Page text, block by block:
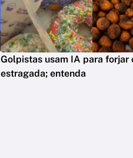
Golpistas usam IA para forjar
estragada; entenda